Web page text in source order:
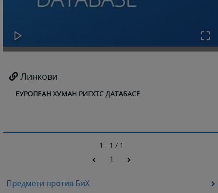
Предмети против БиХ
Линкови
ЕУРОПЕАН ХУМАН РИГХТС ДАТАБАСЕ
1 - 1 / 1
1